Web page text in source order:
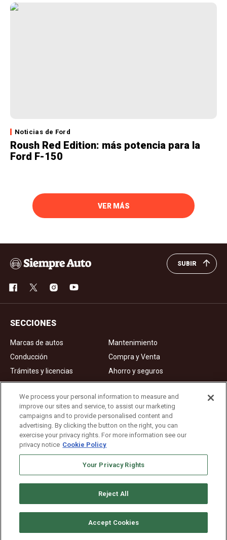
Noticias de Ford
Roush Red Edition: más potencia para la
Ford F-150
VER MÁS
SUBIR
SECCIONES
Marcas de autos
Mantenimiento
Conducción
Compra y Venta
Trámites y licencias
Ahorro y seguros
Noticias
Videos de autos
Ad Choices
About Us
Editorial Guidelines
We process your personal information to measure and
improve our sites and service, to assist our marketing
campaigns and to provide personalised content and
advertising. By clicking the button on the right, you can
exercise your privacy rights. For more information see our
privacy notice Cookie Policy
Your Privacy Rights
Reject All
Accept Cookies